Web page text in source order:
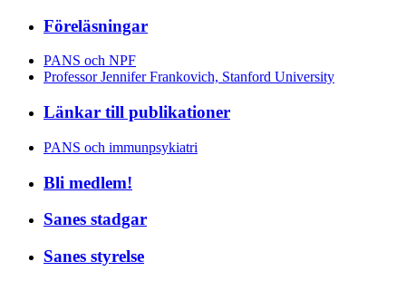
Föreläsningar
PANS och NPF
Professor Jennifer Frankovich, Stanford University
Länkar till publikationer
PANS och immunpsykiatri
Bli medlem!
Sanes stadgar
Sanes styrelse